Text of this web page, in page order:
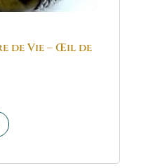
de Vie – Œil de